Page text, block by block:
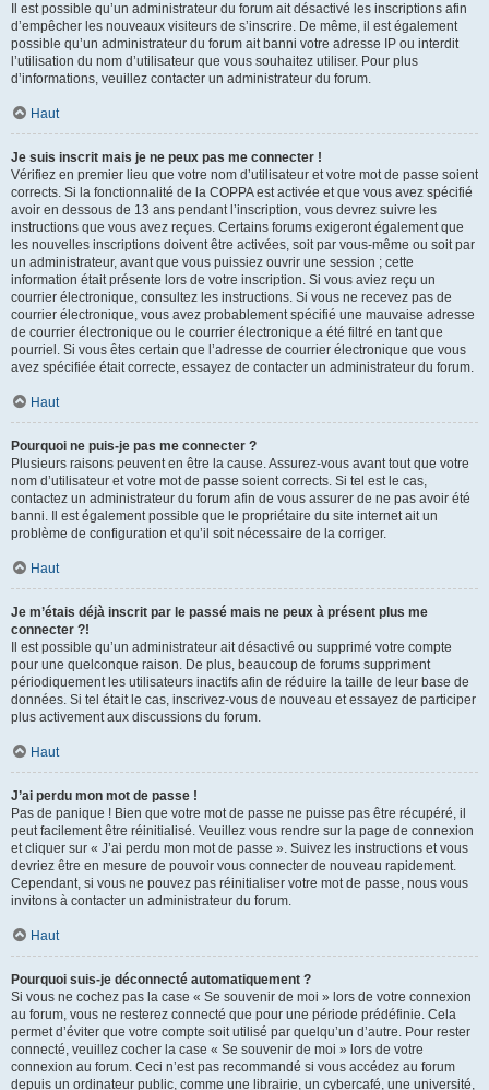
Il est possible qu’un administrateur du forum ait désactivé les inscriptions afin
d’empêcher les nouveaux visiteurs de s’inscrire. De même, il est également
possible qu’un administrateur du forum ait banni votre adresse IP ou interdit
l’utilisation du nom d’utilisateur que vous souhaitez utiliser. Pour plus
d’informations, veuillez contacter un administrateur du forum.
Haut
Je suis inscrit mais je ne peux pas me connecter !
Vérifiez en premier lieu que votre nom d’utilisateur et votre mot de passe soient
corrects. Si la fonctionnalité de la COPPA est activée et que vous avez spécifié
avoir en dessous de 13 ans pendant l’inscription, vous devrez suivre les
instructions que vous avez reçues. Certains forums exigeront également que
les nouvelles inscriptions doivent être activées, soit par vous-même ou soit par
un administrateur, avant que vous puissiez ouvrir une session ; cette
information était présente lors de votre inscription. Si vous aviez reçu un
courrier électronique, consultez les instructions. Si vous ne recevez pas de
courrier électronique, vous avez probablement spécifié une mauvaise adresse
de courrier électronique ou le courrier électronique a été filtré en tant que
pourriel. Si vous êtes certain que l’adresse de courrier électronique que vous
avez spécifiée était correcte, essayez de contacter un administrateur du forum.
Haut
Pourquoi ne puis-je pas me connecter ?
Plusieurs raisons peuvent en être la cause. Assurez-vous avant tout que votre
nom d’utilisateur et votre mot de passe soient corrects. Si tel est le cas,
contactez un administrateur du forum afin de vous assurer de ne pas avoir été
banni. Il est également possible que le propriétaire du site internet ait un
problème de configuration et qu’il soit nécessaire de la corriger.
Haut
Je m’étais déjà inscrit par le passé mais ne peux à présent plus me
connecter ?!
Il est possible qu’un administrateur ait désactivé ou supprimé votre compte
pour une quelconque raison. De plus, beaucoup de forums suppriment
périodiquement les utilisateurs inactifs afin de réduire la taille de leur base de
données. Si tel était le cas, inscrivez-vous de nouveau et essayez de participer
plus activement aux discussions du forum.
Haut
J’ai perdu mon mot de passe !
Pas de panique ! Bien que votre mot de passe ne puisse pas être récupéré, il
peut facilement être réinitialisé. Veuillez vous rendre sur la page de connexion
et cliquer sur « J’ai perdu mon mot de passe ». Suivez les instructions et vous
devriez être en mesure de pouvoir vous connecter de nouveau rapidement.
Cependant, si vous ne pouvez pas réinitialiser votre mot de passe, nous vous
invitons à contacter un administrateur du forum.
Haut
Pourquoi suis-je déconnecté automatiquement ?
Si vous ne cochez pas la case « Se souvenir de moi » lors de votre connexion
au forum, vous ne resterez connecté que pour une période prédéfinie. Cela
permet d’éviter que votre compte soit utilisé par quelqu’un d’autre. Pour rester
connecté, veuillez cocher la case « Se souvenir de moi » lors de votre
connexion au forum. Ceci n’est pas recommandé si vous accédez au forum
depuis un ordinateur public, comme une librairie, un cybercafé, une université,